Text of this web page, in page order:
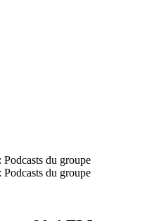
du groupe
du groupe